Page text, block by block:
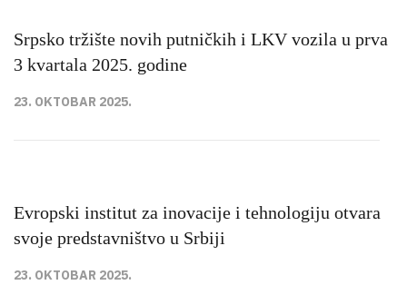
Srpsko tržište novih putničkih i LKV vozila u prva
3 kvartala 2025. godine
23. OKTOBAR 2025.
Evropski institut za inovacije i tehnologiju otvara
svoje predstavništvo u Srbiji
23. OKTOBAR 2025.